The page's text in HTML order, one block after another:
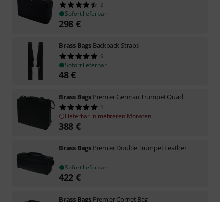
2
Sofort lieferbar
298 €
Brass Bags Backpack Straps
5
Sofort lieferbar
48€
Brass Bags Premier German Trumpet Quad
1
Lieferbar in mehreren Monaten
388 €
Brass Bags Premier Double Trumpet Leather
Sofort lieferbar
422 €
Brass Bags Premier Cornet Bag